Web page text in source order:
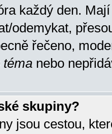
každý den.
odemykat,
řečeno,
téma nebo
skupiny?
jsou cestou,